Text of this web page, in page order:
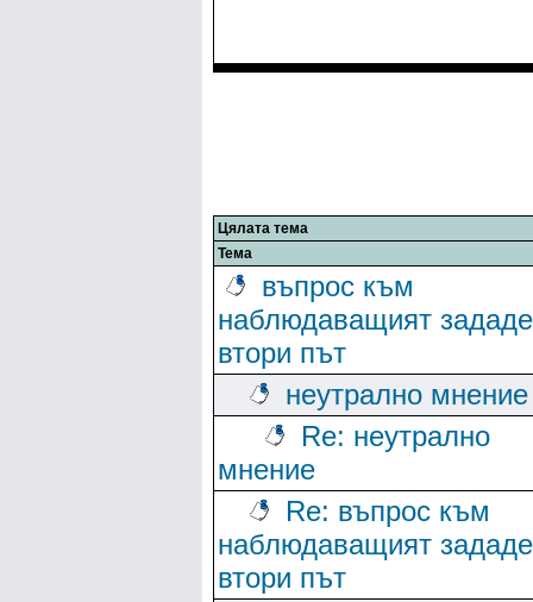
Цялата тема
Тема
въпрос към
наблюдаващият
втори път
неутрално мнение
Re: неутрално
мнение
Re: въпрос към
наблюдаващият
втори път